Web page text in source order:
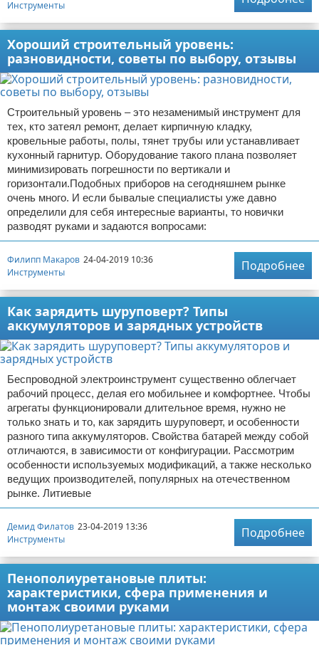
Инструменты
Хороший строительный уровень:
разновидности, советы по выбору, отзывы
Строительный уровень – это незаменимый инструмент для
тех, кто затеял ремонт, делает кирпичную кладку,
кровельные работы, полы, тянет трубы или устанавливает
кухонный гарнитур. Оборудование такого плана позволяет
минимизировать погрешности по вертикали и
горизонтали.Подобных приборов на сегодняшнем рынке
очень много. И если бывалые специалисты уже давно
определили для себя интересные варианты, то новички
разводят руками и задаются вопросами:
Филипп Макаров 24-04-2019 10:36
Инструменты
Подробнее
Как зарядить шуруповерт? Типы
аккумуляторов и зарядных устройств
Беспроводной электроинструмент существенно облегчает
рабочий процесс, делая его мобильнее и комфортнее. Чтобы
агрегаты функционировали длительное время, нужно не
только знать и то, как зарядить шуруповерт, и особенности
разного типа аккумуляторов. Свойства батарей между собой
отличаются, в зависимости от конфигурации. Рассмотрим
особенности используемых модификаций, а также несколько
ведущих производителей, популярных на отечественном
рынке. Литиевые
Демид Филатов 23-04-2019 13:36
Инструменты
Подробнее
Пенополиуретановые плиты:
характеристики, сфера применения и
монтаж своими руками